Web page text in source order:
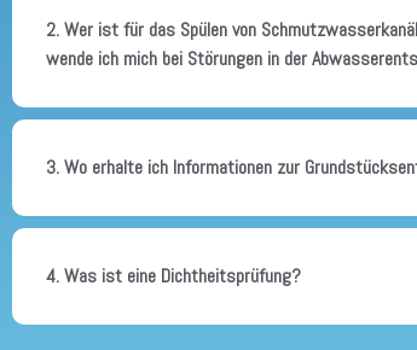
2. Wer ist für das Spülen von
wende ich mich bei Störungen in der
3. Wo erhalte ich Informationen zur
4. Was ist eine Dichtheitsprüfung?